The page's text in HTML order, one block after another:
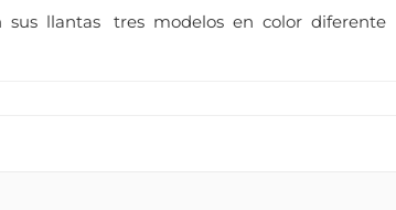
llantas tres modelos en color diferente